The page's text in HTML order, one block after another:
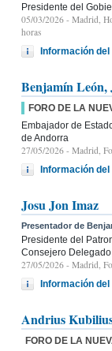
Presidente del
05/03/2026 - Madrid,
horas
Información
Benjamín León,
FORO DE LA
Embajador de
de Andorra
27/05/2026 - Madrid,
Información
Josu Jon Imaz
Presentador de
Presidente del
Consejero Delegado
27/05/2026 - Madrid,
Información
Andrius
FORO DE LA